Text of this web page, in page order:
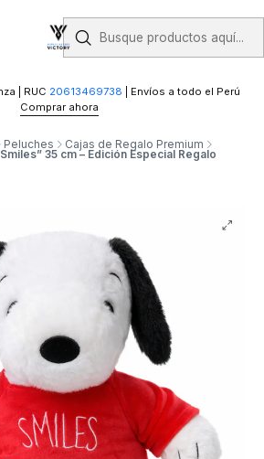
| RUC 20613469738 | Envíos a todo el Perú
Comprar ahora
Peluches Cajas de Regalo Premium
35 cm – Edición Especial Regalo